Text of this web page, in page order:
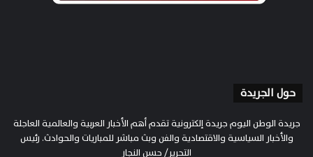
حول الجريدة
جريدة الوطن اليوم جريدة إلكترونية تقدم أهم الأخبار العربية والعالمية العاجلة
والأخبار السياسية والاقتصادية والفن وبث مباشر للمباريات والحوادث. رئيس
التحرير/ حسن النجار